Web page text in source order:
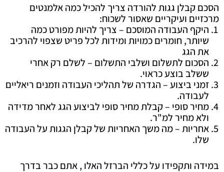
הסכם קבלן גגות להורדה צריך להכיל כמה אלמנטים
מרכזיים ועיקריים שאסור לשכוח:
היקף העבודה המוסכם – צריך להיות מפורט כמה
שיותר, חומרים כמויות ומידות לכל פריט שצפוי להרכיב
את הגג
הסכום לתשלום ושלבי התשלום – לשלם רק אחרי
ששלב בוצע כראוי.
זמני ביצוע – הגדרה של תהליכי העבודה וזמנים ריאליים
לעבודה.
מחיר סופי – קבלת מחיר סופי לביצוע הגג לאחר מדידה
ולא מחיר למ"ר.
אחריות – מה משך האחריות של קבלן הגגות על העבודה
שלו.
במידה ותקפידו על כללי הברזל האלו , אתם כבר בדרך